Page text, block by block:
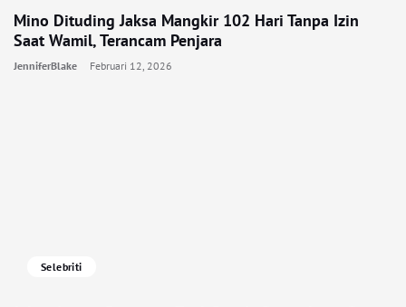
Mino Dituding Jaksa Mangkir 102 Hari Tanpa Izin
Saat Wamil, Terancam Penjara
JenniferBlake Februari 12, 2026
Selebriti